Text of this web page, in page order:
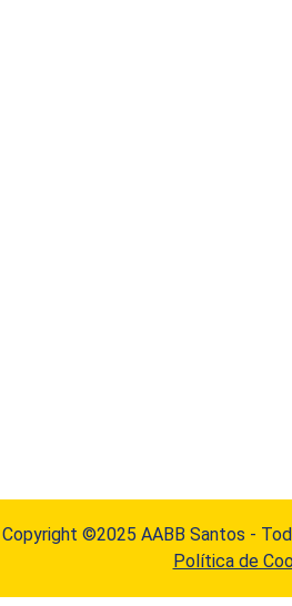
Copyright ©2025 AABB Santos -
Política de